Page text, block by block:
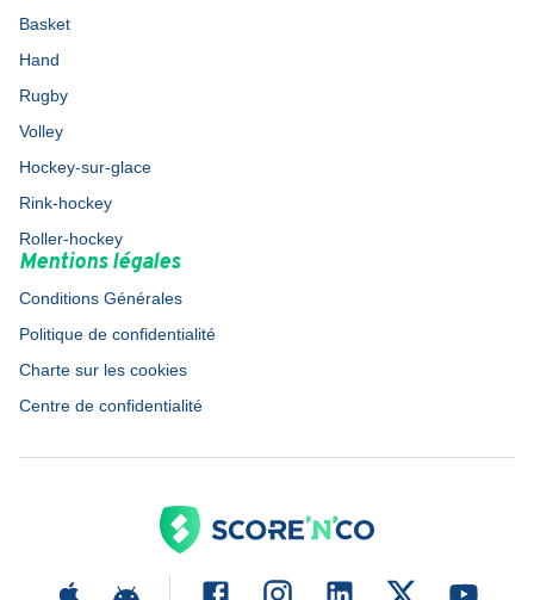
Basket
Hand
Rugby
Volley
Hockey-sur-glace
Rink-hockey
Roller-hockey
Mentions légales
Conditions Générales
Politique de confidentialité
Charte sur les cookies
Centre de confidentialité